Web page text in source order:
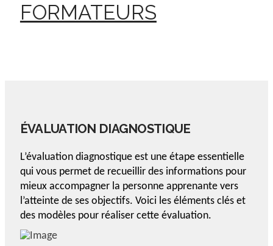
FORMATEURS
ÉVALUATION DIAGNOSTIQUE
L’évaluation diagnostique est une étape essentielle
qui vous permet de recueillir des informations pour
mieux accompagner la personne apprenante vers
l’atteinte de ses objectifs. Voici les éléments clés et
des modèles pour réaliser cette évaluation.